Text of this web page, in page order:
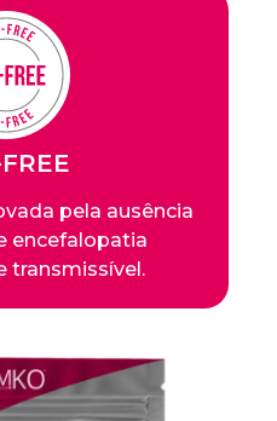
pela ausência
encefalopatia
transmissível.